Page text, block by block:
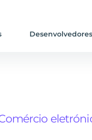
Desenvolvedores